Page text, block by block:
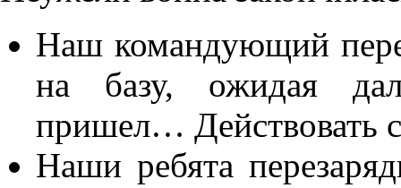
Наш командующий
на базу, ожидая
пришел… Действовать
Наши ребята